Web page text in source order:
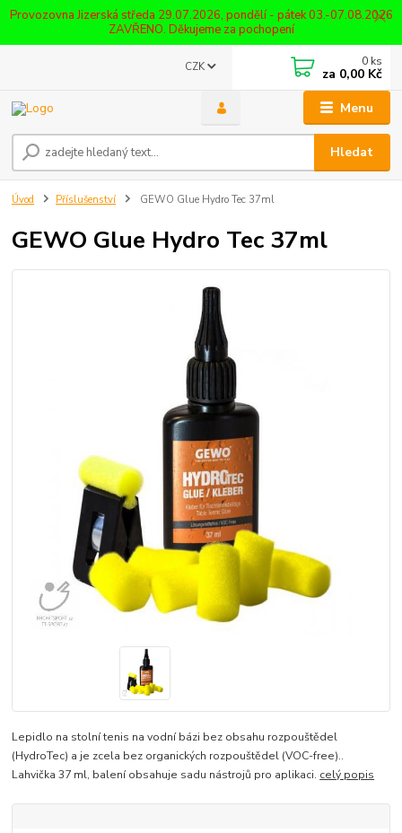
Provozovna Jizerská středa 29.07.2026, pondělí - pátek 03.-07.08.2026
ZAVŘENO. Děkujeme za pochopení
Menu
CZK
Hledat
0 ks
za 0,00 Kč
Úvod Příslušenství GEWO Glue Hydro Tec 37ml
GEWO Glue Hydro Tec 37ml
Lepidlo na stolní tenis na vodní bázi bez obsahu rozpouštědel
(HydroTec) a je zcela bez organických rozpouštědel (VOC-free)..
Lahvička 37 ml, balení obsahuje sadu nástrojů pro aplikaci. celý popis